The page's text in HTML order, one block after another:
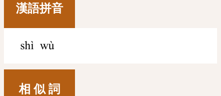
漢語拼音
shì wù
相 似 詞